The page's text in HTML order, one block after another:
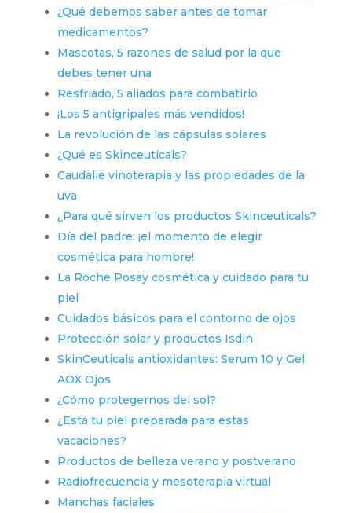
¿Qué debemos saber antes de tomar
medicamentos?
Mascotas, 5 razones de salud por la que
debes tener una
Resfriado, 5 aliados para combatirlo
¡Los 5 antigripales más vendidos!
La revolución de las cápsulas solares
¿Qué es Skinceuticals?
Caudalie vinoterapia y las propiedades de la
uva
¿Para qué sirven los productos Skinceuticals?
Día del padre: ¡el momento de elegir
cosmética para hombre!
La Roche Posay cosmética y cuidado para tu
piel
Cuidados básicos para el contorno de ojos
Protección solar y productos Isdin
SkinCeuticals antioxidantes: Serum 10 y Gel
AOX Ojos
¿Cómo protegernos del sol?
¿Está tu piel preparada para estas
vacaciones?
Productos de belleza verano y postverano
Radiofrecuencia y mesoterapia virtual
Manchas faciales